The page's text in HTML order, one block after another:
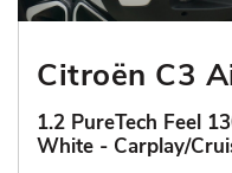
Citroën C3
1.2 PureTech Feel
White - Carplay/